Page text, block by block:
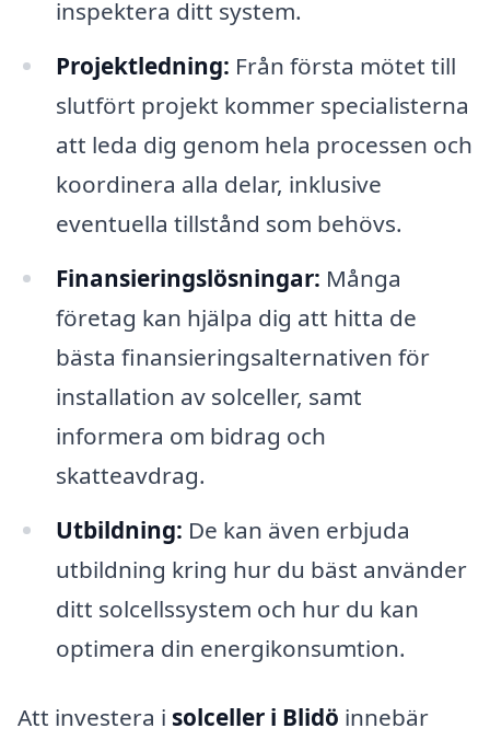
inspektera ditt system.
Projektledning: Från första mötet till
slutfört projekt kommer specialisterna
att leda dig genom hela processen och
koordinera alla delar, inklusive
eventuella tillstånd som behövs.
Finansieringslösningar: Många
företag kan hjälpa dig att hitta de
bästa finansieringsalternativen för
installation av solceller, samt
informera om bidrag och
skatteavdrag.
Utbildning: De kan även erbjuda
utbildning kring hur du bäst använder
ditt solcellssystem och hur du kan
optimera din energikonsumtion.
Att investera i solceller i Blidö innebär